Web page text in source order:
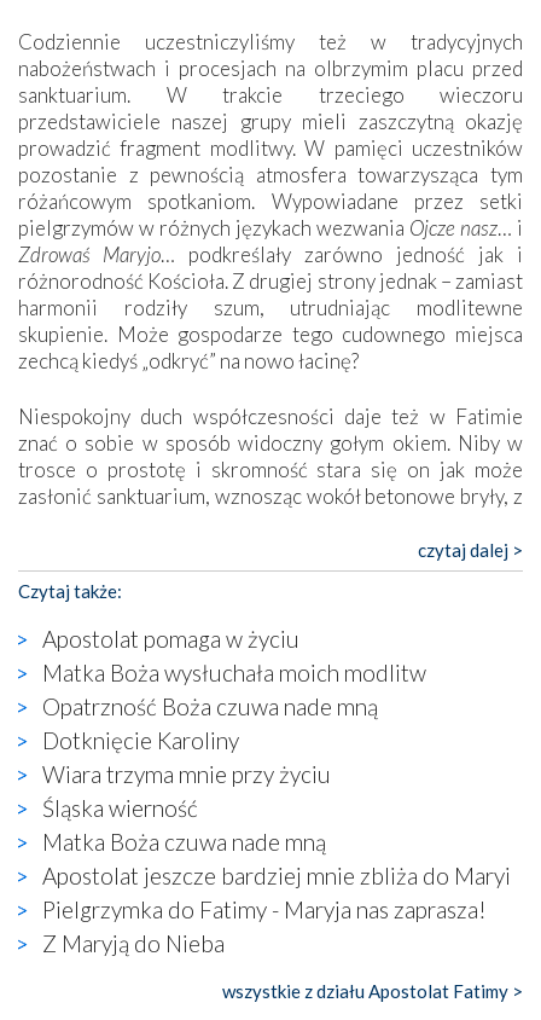
Codziennie uczestniczyliśmy też w tradycyjnych
nabożeństwach i procesjach na olbrzymim placu przed
sanktuarium. W trakcie trzeciego wieczoru
przedstawiciele naszej grupy mieli zaszczytną okazję
prowadzić fragment modlitwy. W pamięci uczestników
pozostanie z pewnością atmosfera towarzysząca tym
różańcowym spotkaniom. Wypowiadane przez setki
pielgrzymów w różnych językach wezwania Ojcze nasz… i
Zdrowaś Maryjo… podkreślały zarówno jedność jak i
różnorodność Kościoła. Z drugiej strony jednak – zamiast
harmonii rodziły szum, utrudniając modlitewne
skupienie. Może gospodarze tego cudownego miejsca
zechcą kiedyś „odkryć” na nowo łacinę?
Niespokojny duch współczesności daje też w Fatimie
znać o sobie w sposób widoczny gołym okiem. Niby w
trosce o prostotę i skromność stara się on jak może
zasłonić sanktuarium, wznosząc wokół betonowe bryły, z
katolickiego kultu. Tylko co wspólnego z żywą,
autentyczną wiarą mogą mieć płaskie, szare bunkry albo
kaplice, w których Tabernakulum przypomina bardziej
skrzynkę na narzędzia? Albo co powiedzieć o ustawionym
tuż przy nowej bazylice wielkim krzyżu, na którym
zamiast Chrystusa umieszczono dziwaczną postać jakby
wyjętą ze starożytnych hieroglifów? W kulturowym
kontekście naszych czasów to raczej karykatura niż godny
wizerunek Zbawiciela…
Zatem nawet w bezpośrednim otoczeniu sanktuarium
naocznie przekonaliśmy się, że wewnątrz Kościoła toczy
się ogromna walka o kształt katolicyzmu i o serca
wierzących. Do czego to zmaganie może prowadzić,
widzieliśmy w urokliwym, niewielkim mieście Obidos,
gdzie w miejscu dawnego kościoła działa dzisiaj…
księgarnia.
Nasze pielgrzymkowe wyprawy, których celem były
czytaj dalej >
Czytaj także:
Apostolat pomaga w życiu
Matka Boża wysłuchała moich modlitw
Opatrzność Boża czuwa nade mną
Dotknięcie Karoliny
Wiara trzyma mnie przy życiu
Śląska wierność
Matka Boża czuwa nade mną
Apostolat jeszcze bardziej mnie zbliża do Maryi
Pielgrzymka do Fatimy - Maryja nas zaprasza!
Z Maryją do Nieba
wszystkie z działu Apostolat Fatimy >